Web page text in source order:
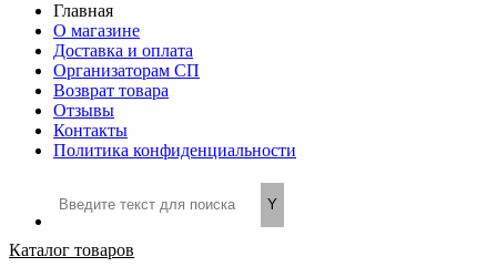
Главная
О магазине
Доставка и оплата
Организаторам СП
Возврат товара
Отзывы
Контакты
Политика конфиденциальности
Каталог товаров